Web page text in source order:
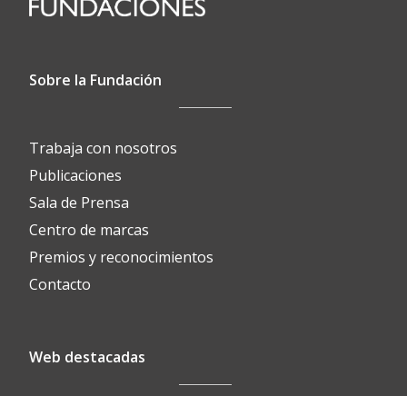
Sobre la Fundación
Trabaja con nosotros
Publicaciones
Sala de Prensa
Centro de marcas
Premios y reconocimientos
Contacto
Web destacadas